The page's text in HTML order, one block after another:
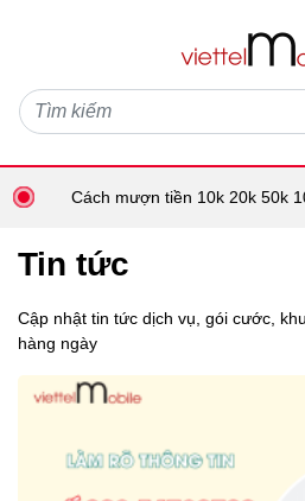
Cách mượn tiền 10k 20k 50k
Tin tức
Cập nhật tin tức dịch vụ, gói cước,
hàng ngày